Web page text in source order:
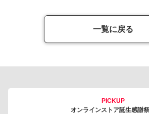
一覧に戻る
PICKUP
オンラインストア誕生感謝祭